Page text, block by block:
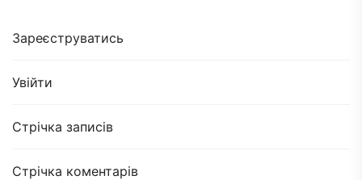
Зареєструватись
Увійти
Стрічка записів
Стрічка коментарів